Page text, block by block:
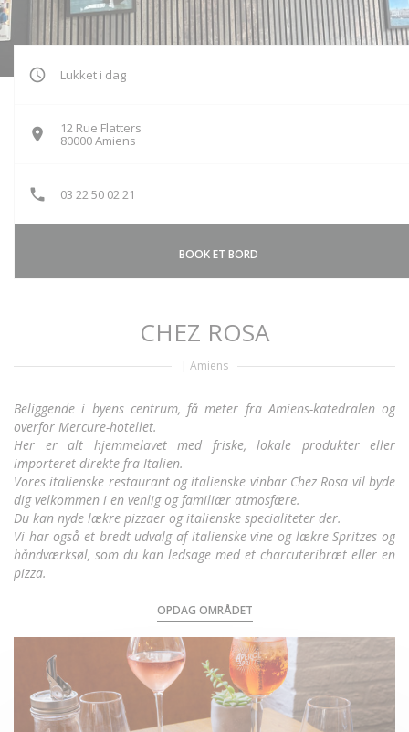
Lukket i dag
12 Rue Flatters
80000 Amiens
03 22 50 02 21
BOOK ET BORD
CHEZ ROSA
| Amiens
Beliggende i byens centrum, få meter fra Amiens-katedralen og
overfor Mercure-hotellet.
Her er alt hjemmelavet med friske, lokale produkter eller
importeret direkte fra Italien.
Vores italienske restaurant og italienske vinbar Chez Rosa vil byde
dig velkommen i en venlig og familiær atmosfære.
Du kan nyde lækre pizzaer og italienske specialiteter der.
Vi har også et bredt udvalg af italienske vine og lækre Spritzes og
håndværksøl, som du kan ledsage med et charcuteribræt eller en
pizza.
OPDAG OMRÅDET